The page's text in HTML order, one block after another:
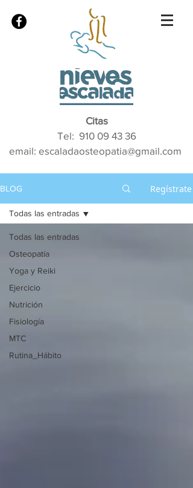
Citas
Tel: 910 09 43 36
email: escaladaosteopatia@gmail.com
BLOG Regístrate
Todas las entradas
Osteopatía
Yoga y Reiki
Ejercicio
Nutrición
Fisiología
MTC
Rutina_Hábito
Todas las entradas